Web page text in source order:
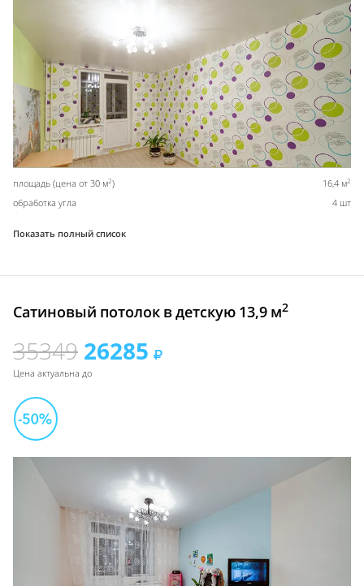
площадь (цена от 30 м2) 16,4 м2
обработка угла 4 шт
Показать полный список
Сатиновый потолок в детскую 13,9 м2
35349 26285
Цена актуальна до